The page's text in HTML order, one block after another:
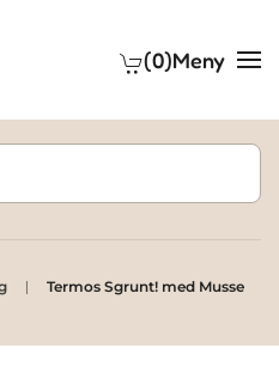
(0)Meny
Termos Sgrunt! med Musse